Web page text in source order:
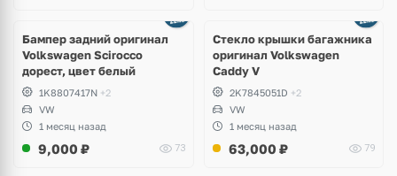
Бампер задний оригинал
Volkswagen Scirocco
дорест, цвет белый
1K8807417N +2
VW
1 месяц назад
9,000 ₽ 73
Стекло крышки багажника
оригинал Volkswagen
Caddy V
2K7845051D +2
VW
1 месяц назад
63,000 ₽ 79